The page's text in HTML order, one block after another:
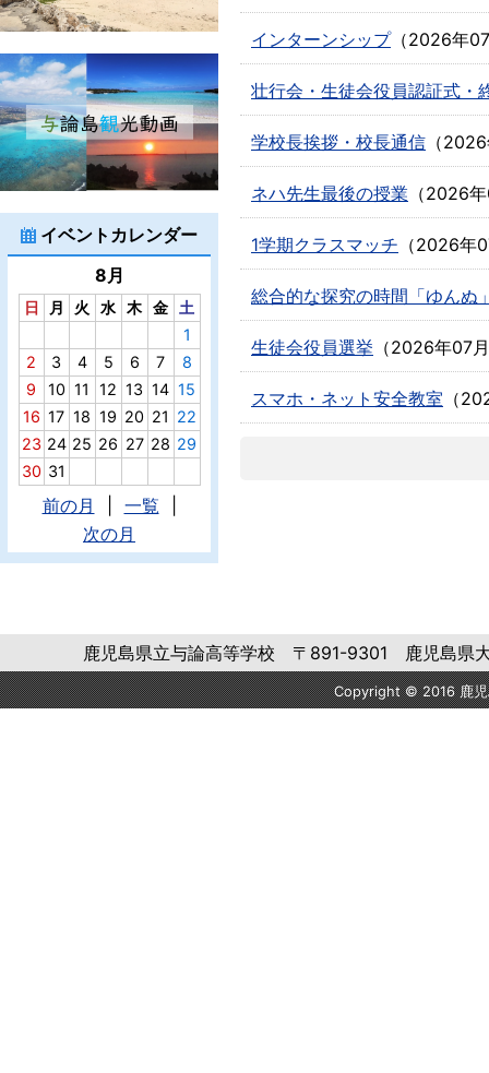
インターンシップ（2026年
壮行会・生徒会役員認証式・
学校長挨拶・校長通信 （2026
ネハ先生最後の授業 （2026
1学期クラスマッチ （2026年
総合的な探究の時間「ゆんぬ
生徒会役員選挙 （2026年07
スマホ・ネット安全教室 （
イベントカレンダー
8月
日 月 火 水 木 金
土
1
2
3 4 5 6 7
8
9
10 11 12 13 14 15
16 17 18 19 20 21 22
23 24 25 26 27 28 29
30 31
前の月 一覧
次の月
鹿児島県立与論高等学校 〒891-9301 鹿児島
Copyright © 2016 鹿児